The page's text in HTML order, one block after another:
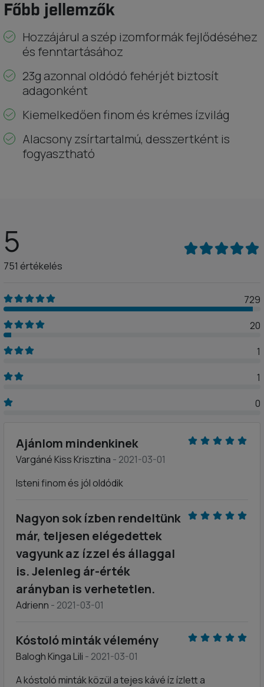
Főbb jellemzők
Hozzájárul a szép izomformák fejlődéséhez
és fenntartásához
23g azonnal oldódó fehérjét biztosít
adagonként
Kiemelkedően finom és krémes ízvilág
Alacsony zsírtartalmú, desszertként is
fogyasztható
5
751 értékelés
729
20
1
1
0
Ajánlom mindenkinek
Vargáné Kiss Krisztina - 2021-03-01
Isteni finom és jól oldódik
Nagyon sok ízben rendeltünk
már, teljesen elégedettek
vagyunk az ízzel és állaggal
is. Jelenleg ár-érték
arányban is verhetetlen.
Adrienn - 2021-03-01
Kóstoló minták vélemény
Balogh Kinga Lili - 2021-03-01
A kóstoló minták közül a tejes kávé íz ízlett a